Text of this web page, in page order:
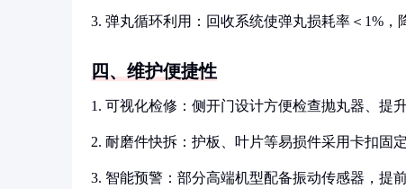
3. 弹丸循环利用：回收系统使弹丸损耗率＜1%，
四、维护便捷性
1. 可视化检修：侧开门设计方便检查抛丸器、提
2. 耐磨件快拆：护板、叶片等易损件采用卡扣固
3. 智能预警：部分高端机型配备振动传感器，提